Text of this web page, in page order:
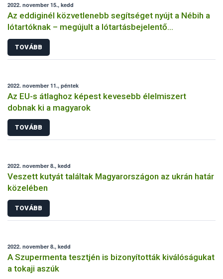
2022. november 15., kedd
Az eddiginél közvetlenebb segítséget nyújt a Nébih a
lótartóknak – megújult a lótartásbejelentő
nyomtatvány!
TOVÁBB
2022. november 11., péntek
Az EU-s átlaghoz képest kevesebb élelmiszert
dobnak ki a magyarok
TOVÁBB
2022. november 8., kedd
Veszett kutyát találtak Magyarországon az ukrán határ
közelében
TOVÁBB
2022. november 8., kedd
A Szupermenta tesztjén is bizonyították kiválóságukat
a tokaji aszúk